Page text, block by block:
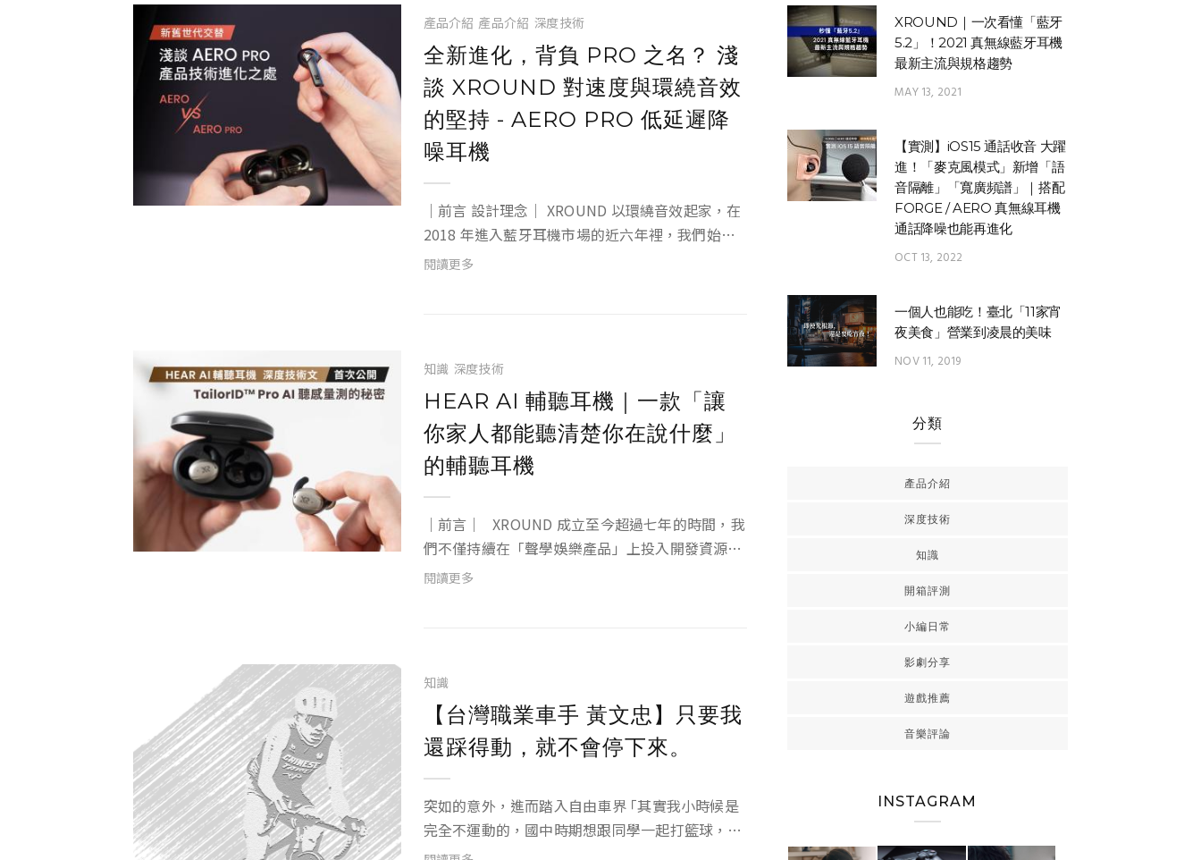
產品介紹 產品介紹 深度技術
全新進化，背負 PRO 之名？ 淺
談 XROUND 對速度與環繞音效
的堅持 - AERO PRO 低延遲降
噪耳機
｜前言 設計理念｜ XROUND 以環繞音效起家，在
2018 年進入藍牙耳機市場的近六年裡，我們始終
格守「重新定義聆聽體驗」的品牌核心理念，持續
閱讀更多
知識 深度技術
HEAR AI 輔聽耳機｜一款「讓
你家人都能聽清楚你在說什麼」
的輔聽耳機
｜前言｜ XROUND 成立至今超過七年的時間，我
們不僅持續在「聲學娛樂產品」上投入開發資源，
也與聽力師、耳鼻喉科醫師以及馬偕醫學院等單位
閱讀更多
知識
【台灣職業車手 黃文忠】只要我
還踩得動，就不會停下來。
突如的意外，進而踏入自由車界 ｢其實我小時候是
完全不運動的，國中時期想跟同學一起打籃球，卻
被嘲笑不是運動的料，因此我開始認真運動，因為
XROUND｜一次看懂「藍牙
5.2」！2021 真無線藍牙耳機
最新主流與規格趨勢
MAY 13, 2021
【實測】iOS15 通話收音 大躍
進！「麥克風模式」新增「語
音隔離」「寬廣頻譜」｜搭配
FORGE / AERO 真無線耳機
通話降噪也能再進化
OCT 13, 2022
一個人也能吃！臺北「11家宵
夜美食」營業到凌晨的美味
NOV 11, 2019
分類
產品介紹
深度技術
知識
開箱評測
小編日常
影劇分享
遊戲推薦
音樂評論
INSTAGRAM